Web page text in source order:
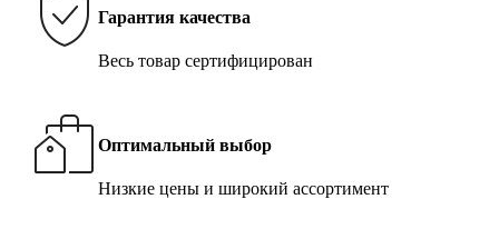
Гарантия качества
Весь товар сертифицирован
Оптимальный выбор
Низкие цены и широкий ассортимент